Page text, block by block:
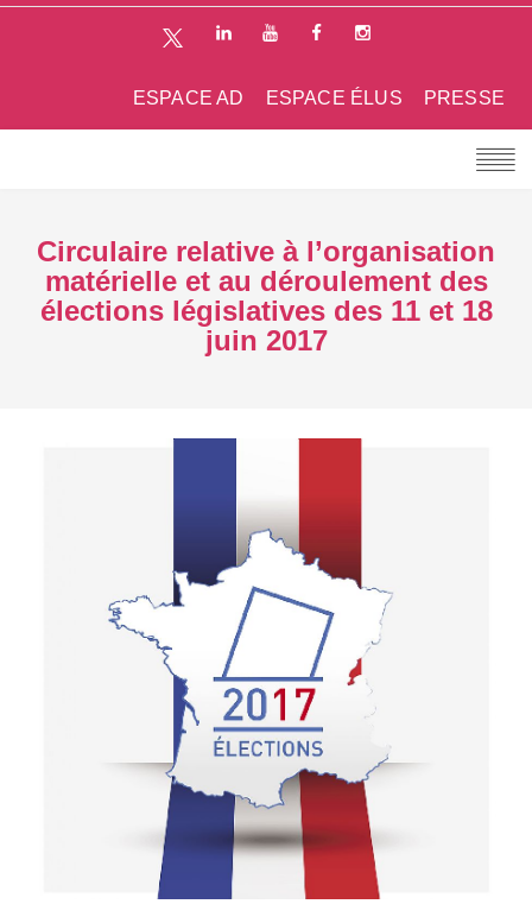
PRESSE
ESPACE ÉLUS
ESPACE AD
Circulaire relative à l’organisation
matérielle et au déroulement des
élections législatives des 11 et 18
juin 2017